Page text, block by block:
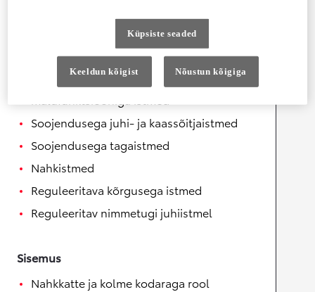
Elektriliselt reguleeritavad esiistmed
Elektriliselt reguleeritavad
Soojendusega juhi- ja kaassõitjaistmed
Soojendusega tagaistmed
Nahkistmed
Reguleeritava kõrgusega istmed
Reguleeritav nimmetugi juhiistmel
Sisemus
Nahkkatte ja kolme kodaraga rool
Küpsiste seaded
Keeldun kõigist Nõustun kõigiga